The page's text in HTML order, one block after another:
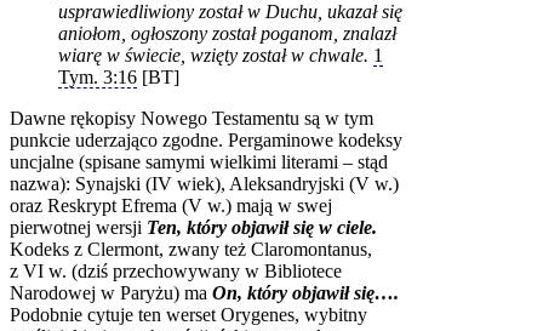
usprawiedliwiony został w Duchu, ukazał się
aniołom, ogłoszony został poganom, znalazł
wiarę w świecie, wzięty został w chwale. 1
Tym. 3:16 [BT]
Dawne rękopisy Nowego Testamentu są w tym
punkcie uderzająco zgodne. Pergaminowe kodeksy
uncjalne (spisane samymi wielkimi literami – stąd
nazwa): Synajski (IV wiek), Aleksandryjski (V w.)
oraz Reskrypt Efrema (V w.) mają w swej
pierwotnej wersji Ten, który objawił się w ciele.
Kodeks z Clermont, zwany też Claromontanus,
z VI w. (dziś przechowywany w Bibliotece
Narodowej w Paryżu) ma On, który objawił się….
Podobnie cytuje ten werset Orygenes, wybitny